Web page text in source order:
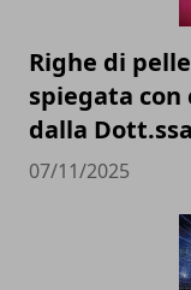
Righe di
spiegata con
dalla
07/11/2025